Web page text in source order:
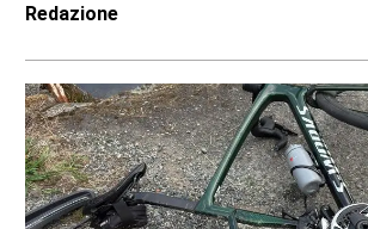
Redazione